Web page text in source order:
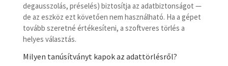
degausszolás, préselés) biztosítja az adatbiztonságot —
de az eszköz ezt követően nem használható. Ha a gépet
tovább szeretné értékesíteni, a szoftveres törlés a
helyes választás.
Milyen tanúsítványt kapok az adattörlésről?